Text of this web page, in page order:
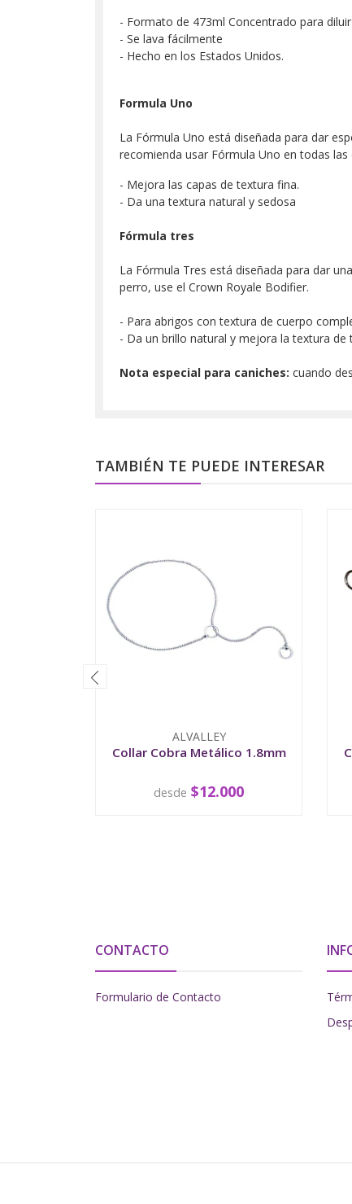
- Formato de 473ml Concentrado para
- Se lava fácilmente
- Hecho en los Estados Unidos.
Formula Uno
La Fórmula Uno está diseñada para dar
recomienda usar Fórmula Uno en todas las
- Mejora las capas de textura fina.
- Da una textura natural y sedosa
Fórmula tres
La Fórmula Tres está diseñada para dar
perro, use el Crown Royale Bodifier.
- Para abrigos con textura de cuerpo
- Da un brillo natural y mejora la textura de
Nota especial para caniches: cuando
TAMBIÉN TE PUEDE INTERESAR
ALVALLEY
Collar Cobra Metálico 1.8mm
VER OPCIONES
desde $12.000
CONTACTO
Formulario de Contacto